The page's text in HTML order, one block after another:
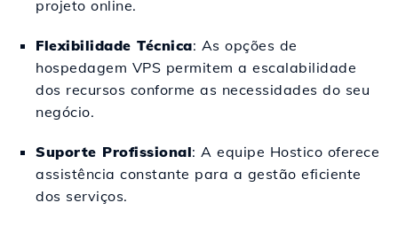
projeto online.
Flexibilidade Técnica: As opções de
hospedagem VPS permitem a escalabilidade
dos recursos conforme as necessidades do seu
negócio.
Suporte Profissional: A equipe Hostico oferece
assistência constante para a gestão eficiente
dos serviços.